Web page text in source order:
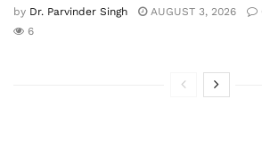
by Dr. Parvinder Singh AUGUST 3, 2026
6